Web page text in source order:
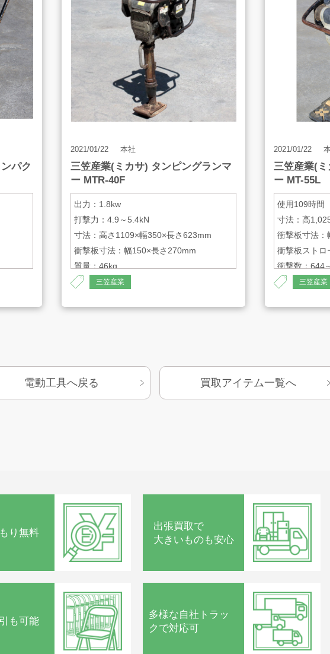
パク
2021/01/22 本社
三笠産業(ミカサ) タンピングランマ
ー MTR-40F
出力：1.8kw
打撃力：4.9～5.4kN
寸法：高さ1109×幅350×長さ623mm
衝撃板寸法：幅150×長さ270mm
質量：46kg
三笠産業
2021/01/22
三笠産業(
ー MT-55L
使用109時間
寸法：高
衝撃板寸法：
衝撃板ストロ
衝撃数：644
打撃力：毎回
三笠産業
電動工具へ戻る 買取アイテム一覧へ
り無料
出張買取で
大きいものも安心
も可能
多様な自社トラッ
クで対応可